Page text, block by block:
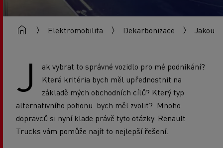
Elektromobilita Dekarbonizace Jakou
J
ak vybrat to správné vozidlo pro mé podnikání?
Která kritéria bych měl upřednostnit na
základě mých obchodních cílů? Který typ
alternativního pohonu bych měl zvolit? Mnoho
dopravců si nyní klade právě tyto otázky. Renault
Trucks vám pomůže najít to nejlepší řešení.